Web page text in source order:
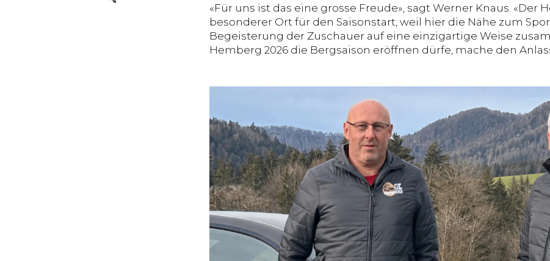
«Für uns ist das eine grosse Freude», sagt Werner Knaus. «Der
besonderer Ort für den Saisonstart, weil hier die Nähe zum
Begeisterung der Zuschauer auf eine einzigartige Weise
Hemberg 2026 die Bergsaison eröffnen dürfe, mache den